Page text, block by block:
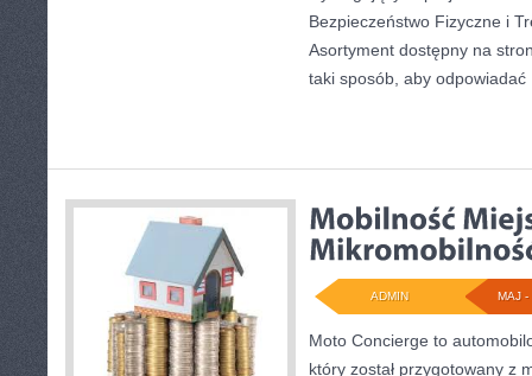
Bezpieczeństwo Fizyczne i
Asortyment dostępny na
taki sposób, aby odpowiadać
MAJ -
ADMIN
Moto Concierge to
który został przygotowany z